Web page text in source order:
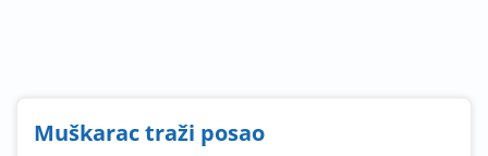
Muškarac traži posao